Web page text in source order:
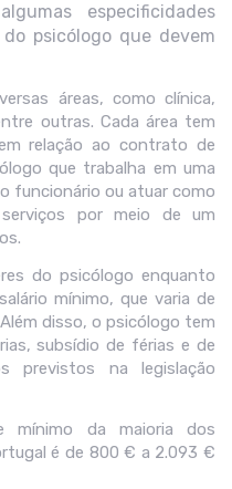
especificidades
psicólogo que devem
áreas, como clínica,
outras. Cada área tem
relação ao contrato de
que trabalha em uma
funcionário ou atuar como
por meio de um
do psicólogo enquanto
mínimo, que varia de
disso, o psicólogo tem
subsídio de férias e de
previstos na legislação
mínimo da maioria dos
é de 800 € a 2.093 €